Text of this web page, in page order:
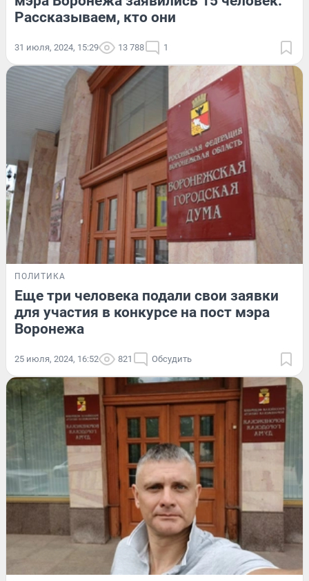
Рассказываем, кто они
31 июля, 2024, 15:29 13 788 1
ПОЛИТИКА
Еще три человека подали свои заявки
для участия в конкурсе на пост мэра
Воронежа
25 июля, 2024, 16:52 821 Обсудить